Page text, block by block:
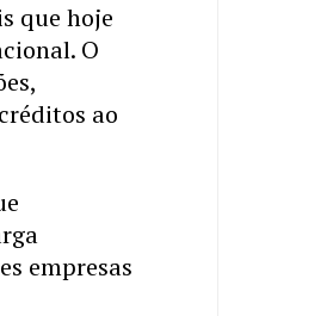
que hoje
O
ao
empresas